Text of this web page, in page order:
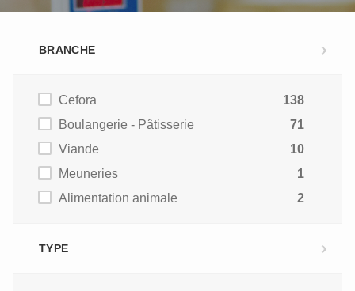
BRANCHE
Cefora
138
Boulangerie - Pâtisserie
71
Viande
10
Meuneries
1
Alimentation animale
2
TYPE